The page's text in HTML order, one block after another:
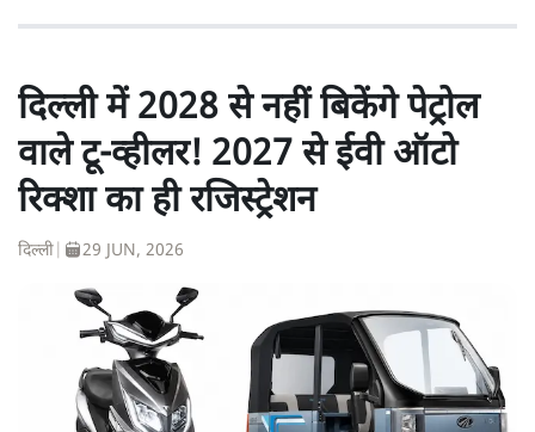
दिल्ली में 2028 से नहीं बिकेंगे पेट्रोल
वाले टू-व्हीलर! 2027 से ईवी ऑटो
रिक्शा का ही रजिस्ट्रेशन
दिल्ली 29 JUN, 2026